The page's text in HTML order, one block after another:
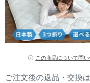
この商品について問
ご注文後の返品・交換